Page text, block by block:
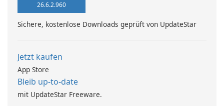
26.6.2.960
Sichere, kostenlose Downloads geprüft von UpdateStar
Jetzt kaufen
App Store
Bleib up-to-date
mit UpdateStar Freeware.